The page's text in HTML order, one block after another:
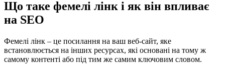
Що таке фемелі лінк і як він впливає
на SEO
Фемелі лінк – це посилання на ваш веб-сайт, яке
встановлюється на інших ресурсах, які основані на тому ж
самому контенті або під тим же самим ключовим словом.